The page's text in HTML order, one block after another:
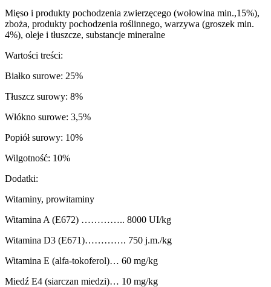
Mięso i produkty pochodzenia zwierzęcego (wołowina min.,15%),
zboża, produkty pochodzenia roślinnego, warzywa (groszek min.
4%), oleje i tłuszcze, substancje mineralne
Wartości treści:
Białko surowe: 25%
Tłuszcz surowy: 8%
Włókno surowe: 3,5%
Popiół surowy: 10%
Wilgotność: 10%
Dodatki:
Witaminy, prowitaminy
Witamina A (E672) ………….. 8000 UI/kg
Witamina D3 (E671)…………. 750 j.m./kg
Witamina E (alfa-tokoferol)… 60 mg/kg
Miedź E4 (siarczan miedzi)… 10 mg/kg